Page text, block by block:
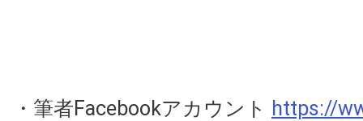
・筆者Facebookアカウント https://